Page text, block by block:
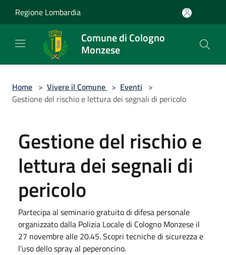
Regione Lombardia
Comune di Cologno
Monzese
Home > Vivere il Comune > Eventi >
Gestione del rischio e lettura dei segnali di pericolo
Gestione del rischio e
lettura dei segnali di
pericolo
Partecipa al seminario gratuito di difesa personale
organizzato dalla Polizia Locale di Cologno Monzese il
27 novembre alle 20.45. Scopri tecniche di sicurezza e
l'uso dello spray al peperoncino.